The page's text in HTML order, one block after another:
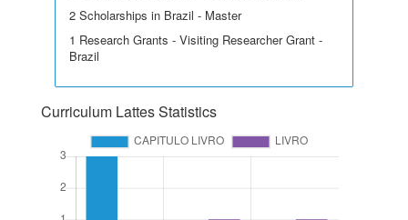
2 Scholarships in Brazil - Master
1 Research Grants - Visiting Researcher Grant -
Brazil
Curriculum Lattes Statistics